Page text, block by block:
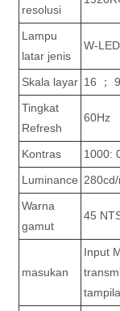
resolusi
Lampu
latar jenis
W-LED
Skala layar 16 ； 9
Tingkat
Refresh
60Hz
Kontras
1000:
Luminance 280cd/
Warna
gamut
45
masukan
Input